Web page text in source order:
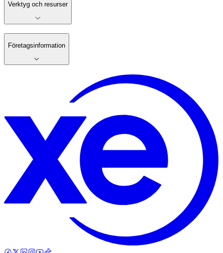
Verktyg och resurser
Företagsinformation